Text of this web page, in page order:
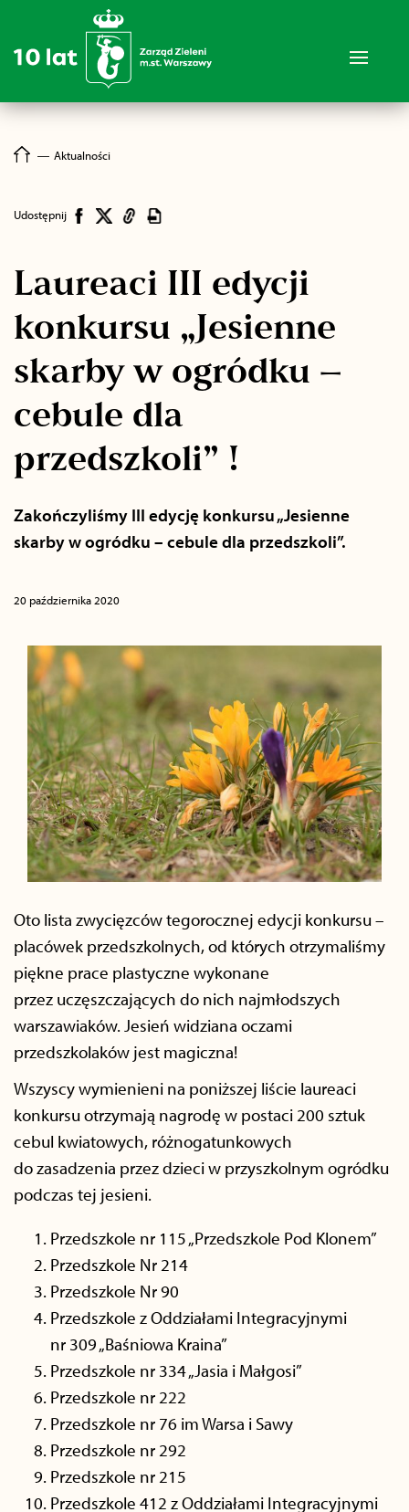
― Aktualności
Udostępnij
Laureaci III edycji
konkursu „Jesienne
skarby w ogródku –
cebule dla
przedszkoli” !
Zakończyliśmy III edycję konkursu „Jesienne
skarby w ogródku – cebule dla przedszkoli”.
20 października 2020
Oto lista zwycięzców tegorocznej edycji konkursu –
placówek przedszkolnych, od których otrzymaliśmy
piękne prace plastyczne wykonane
przez uczęszczających do nich najmłodszych
warszawiaków. Jesień widziana oczami
przedszkolaków jest magiczna!
Wszyscy wymienieni na poniższej liście laureaci
konkursu otrzymają nagrodę w postaci 200 sztuk
cebul kwiatowych, różnogatunkowych
do zasadzenia przez dzieci w przyszkolnym ogródku
podczas tej jesieni.
Przedszkole nr 115 „Przedszkole Pod Klonem”
Przedszkole Nr 214
Przedszkole Nr 90
Przedszkole z Oddziałami Integracyjnymi
nr 309 „Baśniowa Kraina”
Przedszkole nr 334 „Jasia i Małgosi”
Przedszkole nr 222
Przedszkole nr 76 im Warsa i Sawy
Przedszkole nr 292
Przedszkole nr 215
Przedszkole 412 z Oddziałami Integracyjnymi